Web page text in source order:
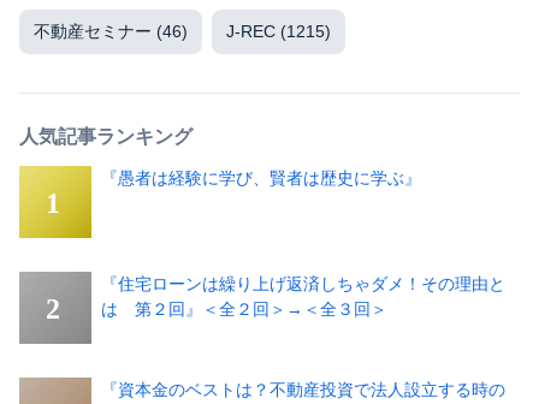
不動産セミナー (46) J-REC (1215)
人気記事ランキング
『愚者は経験に学び、賢者は歴史に学ぶ』
『住宅ローンは繰り上げ返済しちゃダメ！その理由と
は 第２回』＜全２回＞→＜全３回＞
『資本金のベストは？不動産投資で法人設立する時の